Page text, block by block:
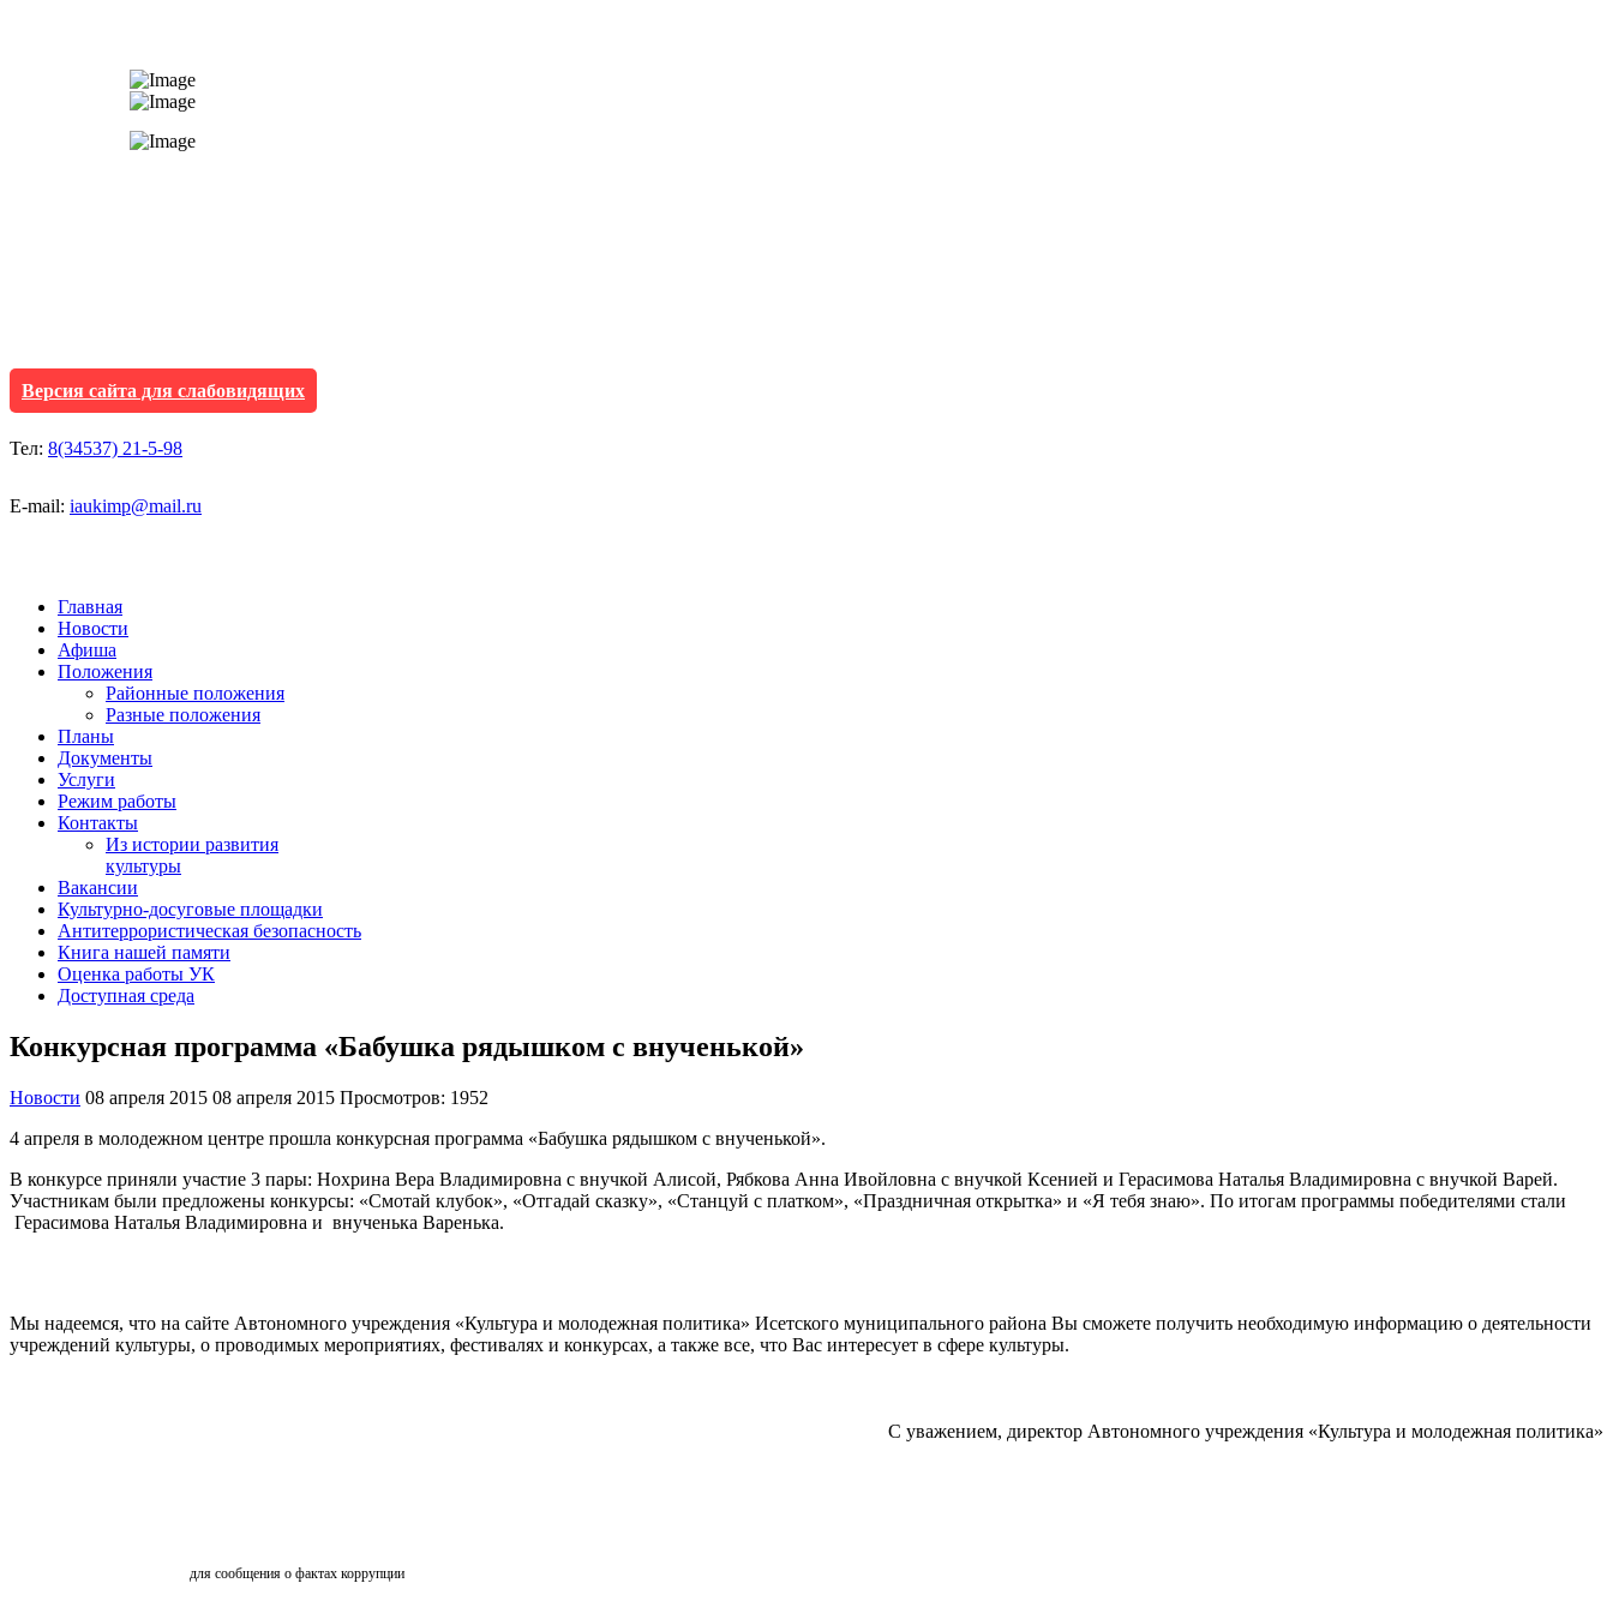
Версия сайта для слабовидящих
Тел: 8(34537) 21-5-98
E-mail: iaukimp@mail.ru
Главная
Новости
Афиша
Положения
Районные положения
Разные положения
Планы
Документы
Услуги
Режим работы
Контакты
Из истории развития
культуры
Вакансии
Культурно-досуговые площадки
Антитеррористическая безопасность
Книга нашей памяти
Оценка работы УК
Доступная среда
Конкурсная программа «Бабушка рядышком с внученькой»
Новости 08 апреля 2015 08 апреля 2015 Просмотров: 1952
4 апреля в молодежном центре прошла конкурсная программа «Бабушка рядышком с внученькой».
В конкурсе приняли участие 3 пары: Нохрина Вера Владимировна с внучкой Алисой, Рябкова Анна Ивойловна с внучкой Ксенией и Герасимова Наталья Владимировна с внучкой Варей.
Участникам были предложены конкурсы: «Смотай клубок», «Отгадай сказку», «Станцуй с платком», «Праздничная открытка» и «Я тебя знаю». По итогам программы победителями стали
Герасимова Наталья Владимировна и внученька Варенька.
Мы надеемся, что на сайте Автономного учреждения «Культура и молодежная политика» Исетского муниципального района Вы сможете получить необходимую информацию о деятельности
учреждений культуры, о проводимых мероприятиях, фестивалях и конкурсах, а также все, что Вас интересует в сфере культуры.
С уважением, директор Автономного учреждения «Культура и молодежная политика»
для сообщения о фактах коррупции